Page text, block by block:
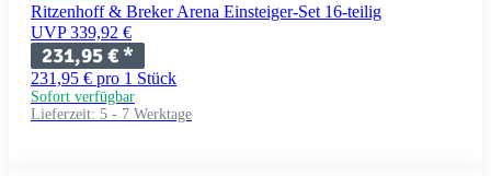
Ritzenhoff & Breker Arena Einsteiger-Set 16-teilig
UVP 339,92 €
231,95 €*
231,95 € pro 1 Stück
Sofort verfügbar
Lieferzeit: 5 - 7 Werktage